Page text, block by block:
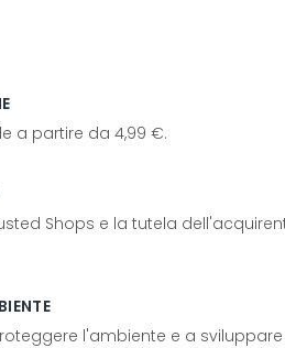
a partire da 4,99 €.
Shops e la tutela
l'ambiente e a